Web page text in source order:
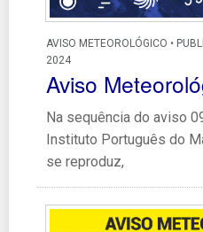
AVISO METEOROLÓGICO •
2024
Aviso
Na sequência do aviso
Instituto Português do
se reproduz,